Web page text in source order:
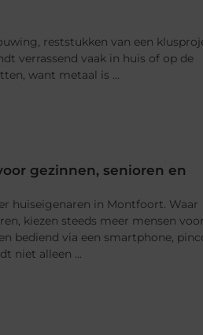
reststukken van een
verrassend vaak in huis of op de
want metaal is ...
gezinnen, senioren en
huiseigenaren in Montfoort. Waar
kiezen steeds meer mensen voor
bediend via een smartphone,
niet alleen ...